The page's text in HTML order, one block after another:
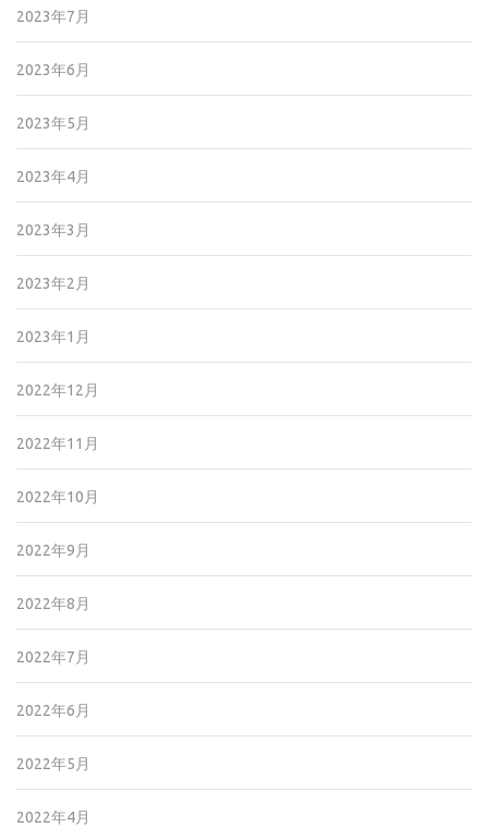
2023年7月
2023年6月
2023年5月
2023年4月
2023年3月
2023年2月
2023年1月
2022年12月
2022年11月
2022年10月
2022年9月
2022年8月
2022年7月
2022年6月
2022年5月
2022年4月